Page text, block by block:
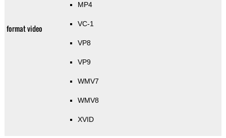
format video
MP4
VC-1
VP8
VP9
WMV7
WMV8
XVID